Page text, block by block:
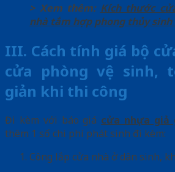
> Xem thêm: Kích thước
nhà tắm hợp phong thủy
III. Cách tính giá bộ
cửa phòng vệ sinh,
giản khi thi công
Đi kèm với báo giá cửa nhựa giả
thêm 1 số chi phí phát sinh đi kèm:
Công lắp cửa nhà ở dân sinh,